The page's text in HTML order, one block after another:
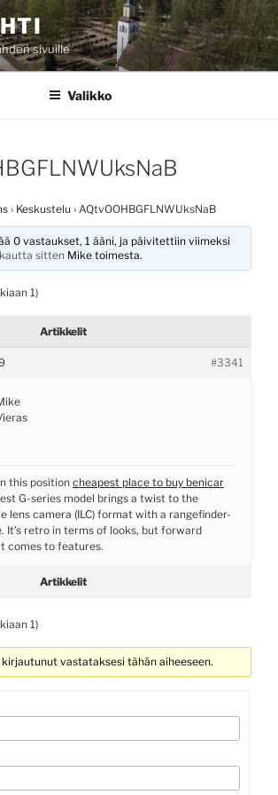
sivuille
Valikko
› Keskustelu › AQtvOOHBGFLNWUksNaB
0 vastaukset, 1 ääni, ja päivitettiin viimeksi
sitten Mike toimesta.
1)
Artikkelit
#3341
this positioncheapest place to buy benicar
G-series model brings a twist to the
lens camera (ILC) format with a rangefinder-
It’s retro in terms of looks, but forward
comes to features.
Artikkelit
1)
vastataksesi tähän aiheeseen.